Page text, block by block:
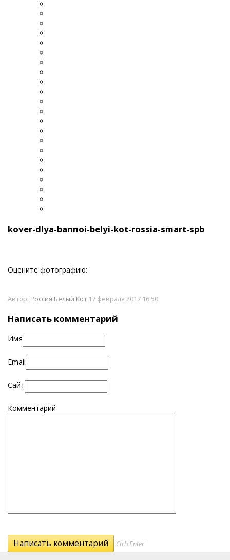
kover-dlya-bannoi-belyi-kot-rossia-smart-spb
Оцените фотографию:
Автор: Россия Белый Кот 17 февраля 2017 16:50
Написать комментарий
Имя
Email
Сайт
Комментарий
Ctrl+Enter